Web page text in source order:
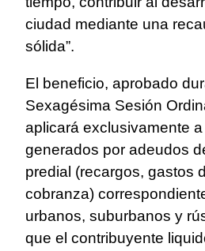
ciudad mediante una
sólida”.
El beneficio, aprobado
Sexagésima Sesión
aplicará exclusivamente
generados por adeudos
predial (recargos, gastos
cobranza)
urbanos, suburbanos y
que el contribuyente